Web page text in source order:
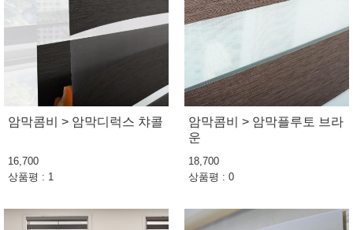
암막콤비 > 암막디럭스 챠콜
16,700
상품평 : 1
암막콤비 > 암막플루토 브라
운
18,700
상품평 : 0